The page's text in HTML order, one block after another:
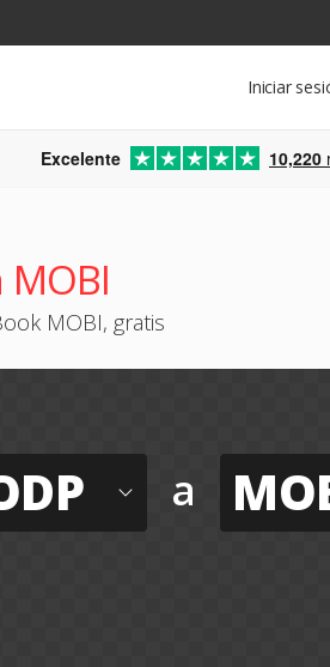
Iniciar
Excelente 10,220
MOBI, gratis
a